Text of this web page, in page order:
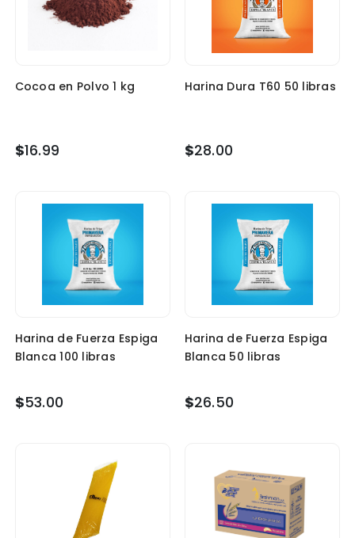
Cocoa en Polvo 1 kg
$16.99
Harina Dura T60 50 libras
$28.00
Harina de Fuerza Espiga
Blanca 100 libras
$53.00
Harina de Fuerza Espiga
Blanca 50 libras
$26.50